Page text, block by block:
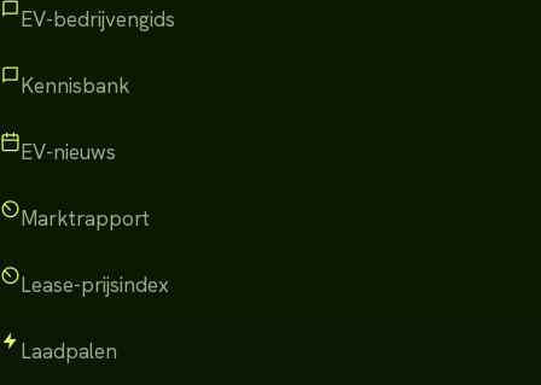
EV-bedrijvengids
Kennisbank
EV-nieuws
Marktrapport
Lease-prijsindex
Laadpalen